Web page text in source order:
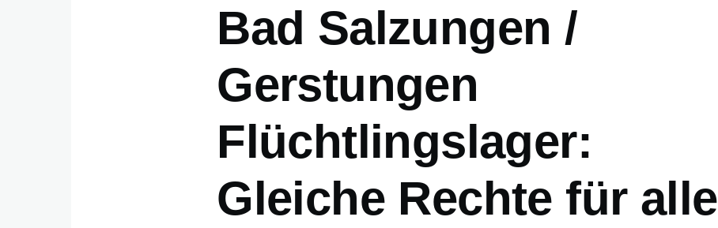
Bad Salzungen /
Gerstungen
Flüchtlingslager:
Gleiche Rechte für alle